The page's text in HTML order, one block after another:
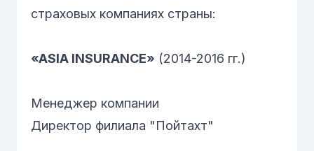
страховых компаниях страны:
«ASIA INSURANCE» (2014-2016 гг.)
Менеджер компании
Директор филиала "Пойтахт"